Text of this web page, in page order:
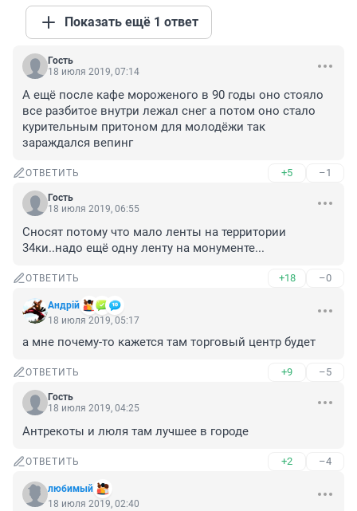
Показать ещё 1 ответ
Гость
18 июля 2019, 07:14
А ещё после кафе мороженого в 90 годы оно стояло
все разбитое внутри лежал снег а потом оно стало
курительным притоном для молодёжи так
зараждался вепинг
ОТВЕТИТЬ +5 –1
Гость
18 июля 2019, 06:55
Сносят потому что мало ленты на территории
34ки..надо ещё одну ленту на монументе...
ОТВЕТИТЬ +18 –0
Андрiй
18 июля 2019, 05:17
а мне почему-то кажется там торговый центр будет
ОТВЕТИТЬ +9 –5
Гость
18 июля 2019, 04:25
Антрекоты и люля там лучшее в городе
ОТВЕТИТЬ +2 –4
любимый
18 июля 2019, 02:40